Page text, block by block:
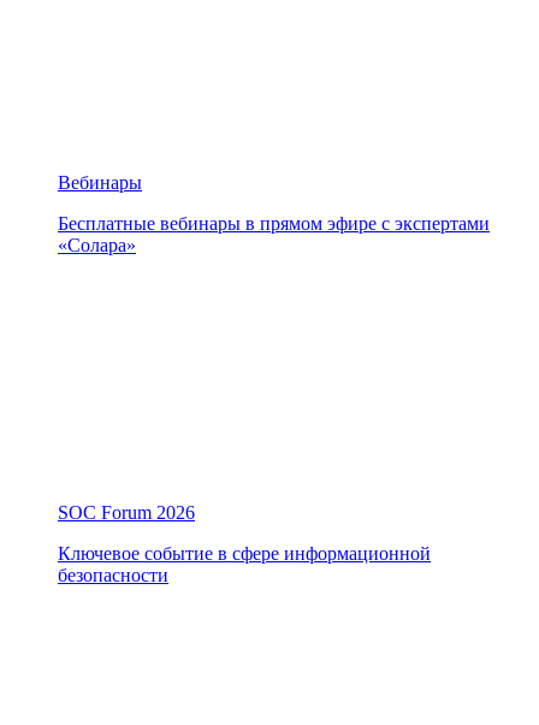
Вебинары
Бесплатные вебинары в прямом эфире с экспертами
«Солара»
SOC Forum 2026
Ключевое событие в сфере информационной
безопасности